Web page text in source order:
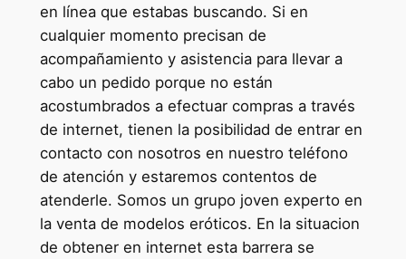
en línea que estabas buscando. Si en
cualquier momento precisan de
acompañamiento y asistencia para llevar a
cabo un pedido porque no están
acostumbrados a efectuar compras a través
de internet, tienen la posibilidad de entrar en
contacto con nosotros en nuestro teléfono
de atención y estaremos contentos de
atenderle. Somos un grupo joven experto en
la venta de modelos eróticos. En la situacion
de obtener en internet esta barrera se